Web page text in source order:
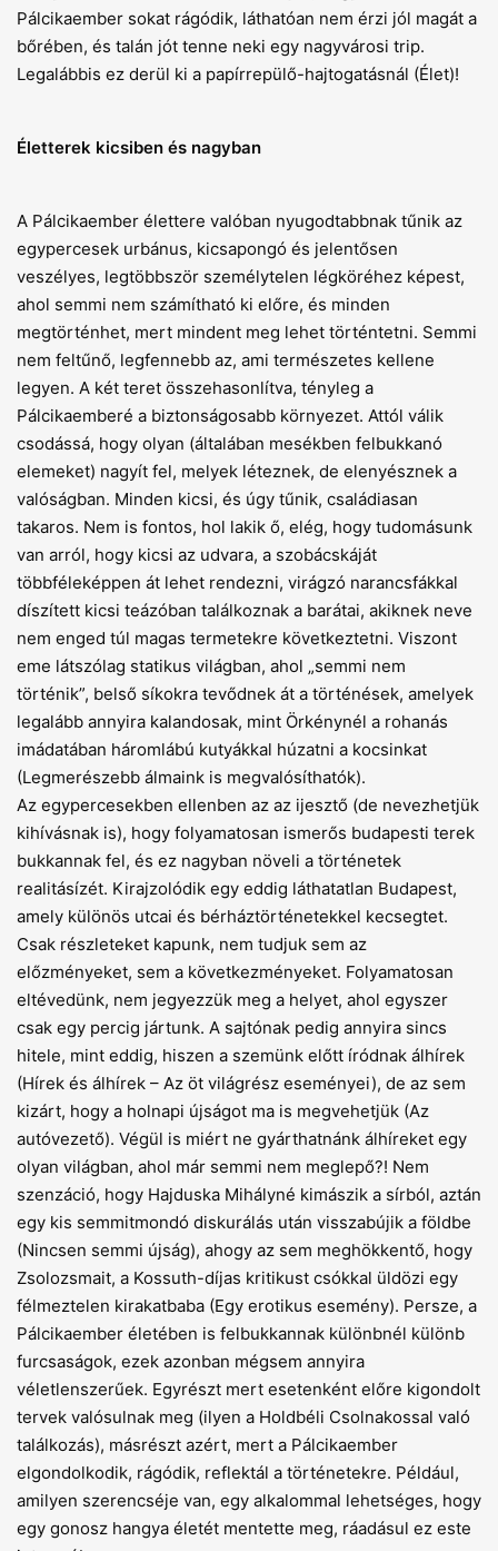
Pálcikaember sokat rágódik, láthatóan nem érzi jól magát a
bőrében, és talán jót tenne neki egy nagyvárosi trip.
Legalábbis ez derül ki a papírrepülő-hajtogatásnál (Élet)!
Életterek kicsiben és nagyban
A Pálcikaember élettere valóban nyugodtabbnak tűnik az
egypercesek urbánus, kicsapongó és jelentősen
veszélyes, legtöbbször személytelen légköréhez képest,
ahol semmi nem számítható ki előre, és minden
megtörténhet, mert mindent meg lehet történtetni. Semmi
nem feltűnő, legfennebb az, ami természetes kellene
legyen. A két teret összehasonlítva, tényleg a
Pálcikaemberé a biztonságosabb környezet. Attól válik
csodássá, hogy olyan (általában mesékben felbukkanó
elemeket) nagyít fel, melyek léteznek, de elenyésznek a
valóságban. Minden kicsi, és úgy tűnik, családiasan
takaros. Nem is fontos, hol lakik ő, elég, hogy tudomásunk
van arról, hogy kicsi az udvara, a szobácskáját
többféleképpen át lehet rendezni, virágzó narancsfákkal
díszített kicsi teázóban találkoznak a barátai, akiknek neve
nem enged túl magas termetekre következtetni. Viszont
eme látszólag statikus világban, ahol „semmi nem
történik”, belső síkokra tevődnek át a történések, amelyek
legalább annyira kalandosak, mint Örkénynél a rohanás
imádatában háromlábú kutyákkal húzatni a kocsinkat
(Legmerészebb álmaink is megvalósíthatók).
Az egypercesekben ellenben az az ijesztő (de nevezhetjük
kihívásnak is), hogy folyamatosan ismerős budapesti terek
bukkannak fel, és ez nagyban növeli a történetek
realitásízét. Kirajzolódik egy eddig láthatatlan Budapest,
amely különös utcai és bérháztörténetekkel kecsegtet.
Csak részleteket kapunk, nem tudjuk sem az
előzményeket, sem a következményeket. Folyamatosan
eltévedünk, nem jegyezzük meg a helyet, ahol egyszer
csak egy percig jártunk. A sajtónak pedig annyira sincs
hitele, mint eddig, hiszen a szemünk előtt íródnak álhírek
(Hírek és álhírek – Az öt világrész eseményei), de az sem
kizárt, hogy a holnapi újságot ma is megvehetjük (Az
autóvezető). Végül is miért ne gyárthatnánk álhíreket egy
olyan világban, ahol már semmi nem meglepő?! Nem
szenzáció, hogy Hajduska Mihályné kimászik a sírból, aztán
egy kis semmitmondó diskurálás után visszabújik a földbe
(Nincsen semmi újság), ahogy az sem meghökkentő, hogy
Zsolozsmait, a Kossuth-díjas kritikust csókkal üldözi egy
félmeztelen kirakatbaba (Egy erotikus esemény). Persze, a
Pálcikaember életében is felbukkannak különbnél különb
furcsaságok, ezek azonban mégsem annyira
véletlenszerűek. Egyrészt mert esetenként előre kigondolt
tervek valósulnak meg (ilyen a Holdbéli Csolnakossal való
találkozás), másrészt azért, mert a Pálcikaember
elgondolkodik, rágódik, reflektál a történetekre. Például,
amilyen szerencséje van, egy alkalommal lehetséges, hogy
egy gonosz hangya életét mentette meg, ráadásul ez este